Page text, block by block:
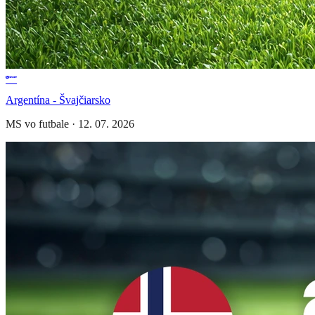
Argentína - Švajčiarsko
MS vo futbale · 12. 07. 2026